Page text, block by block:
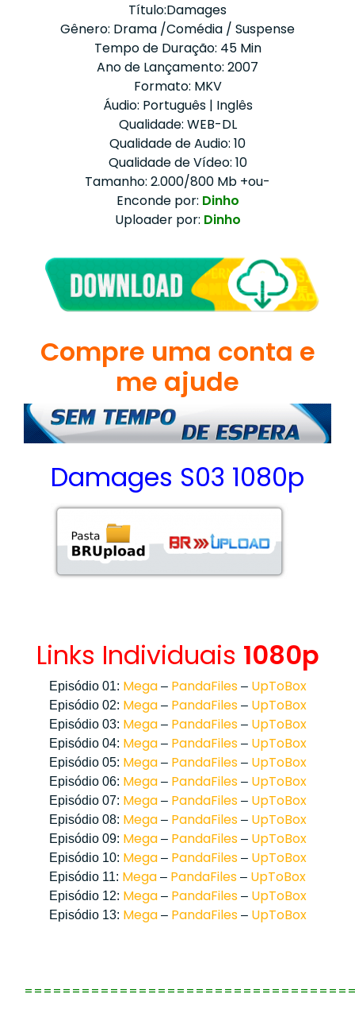
Título:Damages
Gênero: Drama /Comédia / Suspense
Tempo de Duração: 45 Min
Ano de Lançamento: 2007
Formato: MKV
Áudio: Português | Inglês
Qualidade: WEB-DL
Qualidade de Audio: 10
Qualidade de Vídeo: 10
Tamanho: 2.000/800 Mb +ou-
Enconde por: Dinho
Uploader por: Dinho
Compre uma conta e
me ajude
Damages S03 1080p
Links Individuais 1080p
Episódio 01: Mega– PandaFiles– UpToBox
Episódio 02: Mega– PandaFiles– UpToBox
Episódio 03: Mega– PandaFiles– UpToBox
Episódio 04: Mega– PandaFiles– UpToBox
Episódio 05: Mega– PandaFiles– UpToBox
Episódio 06: Mega– PandaFiles– UpToBox
Episódio 07: Mega– PandaFiles– UpToBox
Episódio 08: Mega– PandaFiles– UpToBox
Episódio 09: Mega– PandaFiles– UpToBox
Episódio 10: Mega– PandaFiles– UpToBox
Episódio 11: Mega – PandaFiles – UpToBox
Episódio 12: Mega– PandaFiles– UpToBox
Episódio 13: Mega– PandaFiles– UpToBox